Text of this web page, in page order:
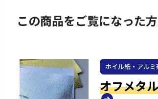
この商品をご覧になった
ホイル紙・アルミ
オフメタ